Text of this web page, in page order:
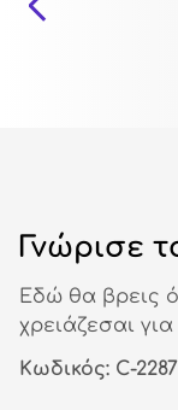
Γνώρισε
Εδώ θα βρεις
χρειάζεσαι
Κωδικός: C-